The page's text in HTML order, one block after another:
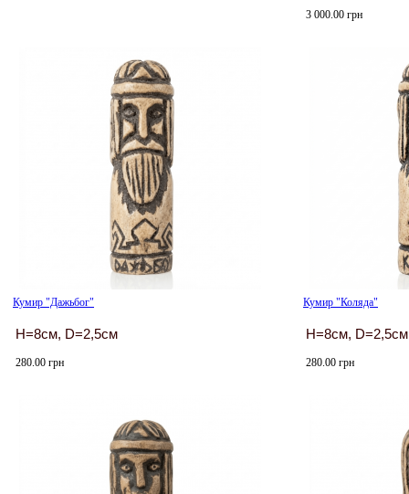
3 000.00 грн
Кумир "Дажьбог"
H=8см, D=2,5см
280.00 грн
Кумир "Коляда"
H=8см, D=2,5см
280.00 грн